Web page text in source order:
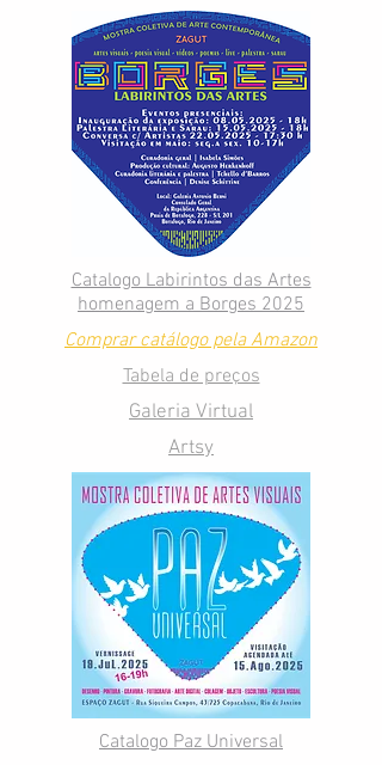
Catalogo Labirintos das Artes
homenagem a Borges 2025
Comprar catálogo pela Amazon
Tabela de preços
Galeria Virtual
Artsy
Catalogo Paz Universal